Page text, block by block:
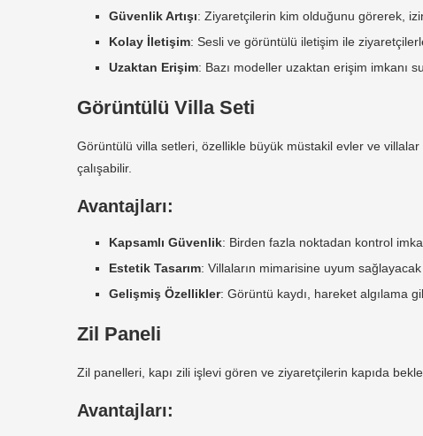
Güvenlik Artışı: Ziyaretçilerin kim olduğunu görerek,
Kolay İletişim: Sesli ve görüntülü iletişim ile
Uzaktan Erişim: Bazı modeller uzaktan erişim imkanı
Görüntülü Villa Seti
Görüntülü villa setleri, özellikle büyük müstakil evler ve
çalışabilir.
Avantajları:
Kapsamlı Güvenlik: Birden fazla noktadan kontrol
Estetik Tasarım: Villaların mimarisine uyum sağlayacak
Gelişmiş Özellikler: Görüntü kaydı, hareket algılama
Zil Paneli
Zil panelleri, kapı zili işlevi gören ve ziyaretçilerin kapıda
Avantajları: